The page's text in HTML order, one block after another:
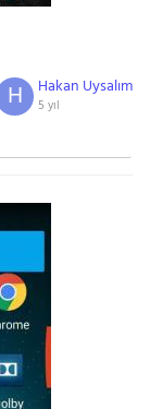
Hakan Uysalım
5 yıl
H